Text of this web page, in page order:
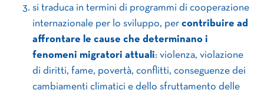
si traduca in termini di programmi di cooperazione
internazionale per lo sviluppo, per contribuire ad
affrontare le cause che determinano i
fenomeni migratori attuali: violenza, violazione
di diritti, fame, povertà, conflitti, conseguenze dei
cambiamenti climatici e dello sfruttamento delle